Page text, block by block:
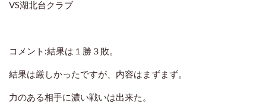
VS湖北台クラブ
コメント:結果は１勝３敗。
結果は厳しかったですが、内容はまずまず。
力のある相手に濃い戦いは出来た。